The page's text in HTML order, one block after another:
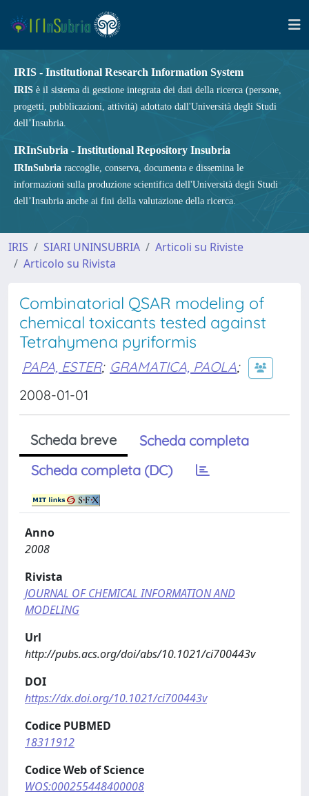
IRIS - Institutional Research Information System
IRIS è il sistema di gestione integrata dei dati della ricerca (persone,
progetti, pubblicazioni, attività) adottato dall'Università degli Studi
dell’Insubria.
IRInSubria - Institutional Repository Insubria
IRInSubria raccoglie, conserva, documenta e dissemina le
informazioni sulla produzione scientifica dell'Università degli Studi
dell’Insubria anche ai fini della valutazione della ricerca.
IRIS SIARI UNINSUBRIA
Articoli su Riviste
Articolo su Rivista
Combinatorial QSAR modeling of
chemical toxicants tested against
Tetrahymena pyriformis
PAPA, ESTER; GRAMATICA, PAOLA;
2008-01-01
Scheda breve
Scheda completa
Scheda completa (DC)
Anno
2008
Rivista
JOURNAL OF CHEMICAL INFORMATION AND
MODELING
Url
http://pubs.acs.org/doi/abs/10.1021/ci700443v
DOI
https://dx.doi.org/10.1021/ci700443v
Codice PUBMED
18311912
Codice Web of Science
WOS:000255448400008